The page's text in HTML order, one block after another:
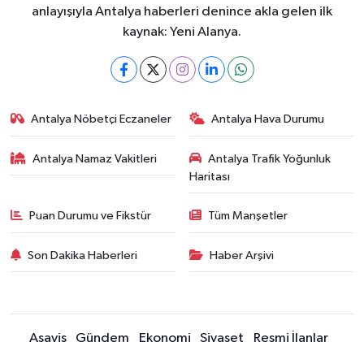
anlayışıyla Antalya haberleri denince akla gelen ilk
kaynak: Yeni Alanya.
Antalya Nöbetçi Eczaneler Antalya Hava Durumu
Antalya Namaz Vakitleri
Antalya Trafik Yoğunluk
Haritası
Puan Durumu ve Fikstür Tüm Manşetler
Son Dakika Haberleri Haber Arşivi
Asayiş Gündem Ekonomi Siyaset Resmi İlanlar